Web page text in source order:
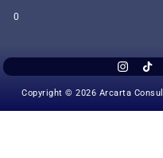
0
Copyright © 2026 Arcarta